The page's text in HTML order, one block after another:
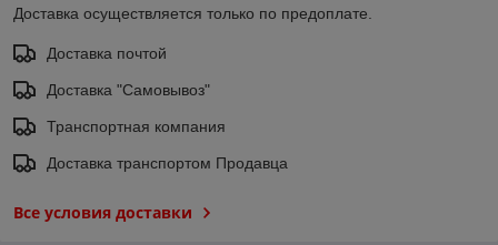
Доставка осуществляется только по предоплате.
Доставка почтой
Доставка "Самовывоз"
Транспортная компания
Доставка транспортом Продавца
Все условия доставки